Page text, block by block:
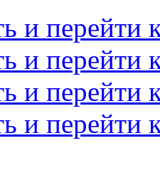
и перейти
и перейти
и перейти
и перейти